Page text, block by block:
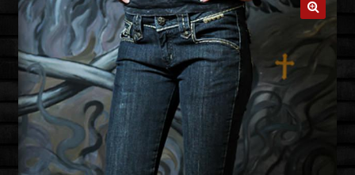
ОПЛАТА И ДОСТАВКА
О НАС
ФРАНЧАЙЗИНГ
МОЙ АККАУНТ
🔍